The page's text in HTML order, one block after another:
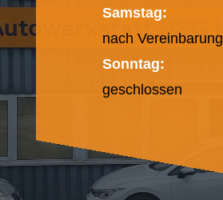
Samstag:
nach Vereinbarung
Sonntag:
geschlossen